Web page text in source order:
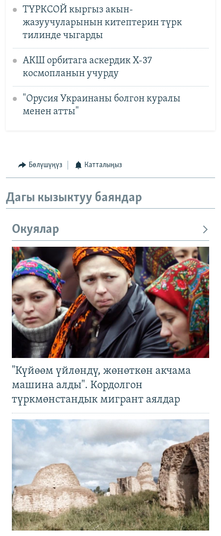
ТҮРКСОЙ кыргыз акын-
жазуучуларынын китептерин түрк
тилинде чыгарды
АКШ орбитага аскердик X-37
космопланын учурду
"Орусия Украинаны болгон куралы
менен атты"
Бөлүшүңүз Катталыңыз
Дагы кызыктуу баяндар
Окуялар
"Күйөөм үйлөндү, жөнөткөн акчама
машина алды". Кордолгон
түркмөнстандык мигрант аялдар